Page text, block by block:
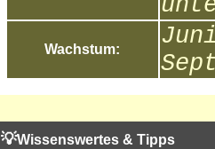
Wachstum:
💡Wissenswertes & Tipps